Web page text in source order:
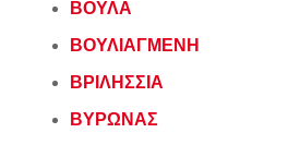
ΒΟΥΛΑ
ΒΟΥΛΙΑΓΜΕΝΗ
ΒΡΙΛΗΣΣΙΑ
ΒΥΡΩΝΑΣ